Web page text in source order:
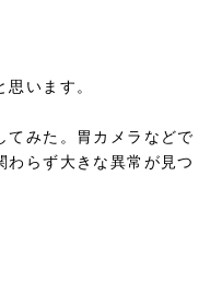
います。
てみた。胃カメラなどで
わらず大きな異常が見つ